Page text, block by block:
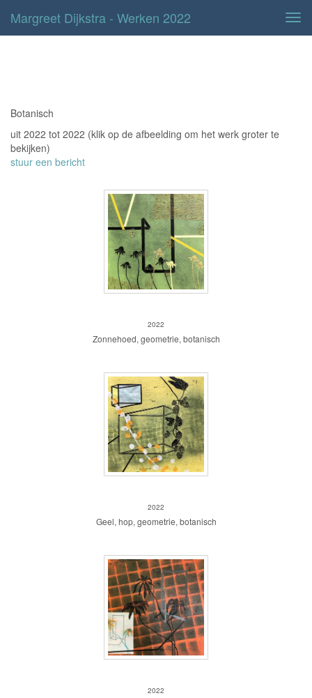
Margreet Dijkstra - Werken 2022
Botanisch
uit 2022 tot 2022 (klik op de afbeelding om het werk groter te
bekijken)
stuur een bericht
2022
Zonnehoed, geometrie, botanisch
2022
Geel, hop, geometrie, botanisch
2022